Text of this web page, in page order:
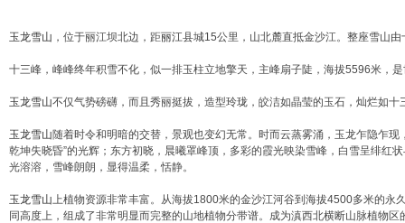
玉龙雪山 ，位于丽江坝北边，距丽江县城15公里，山北麓直抵金沙江。整座雪山
十三峰，峰峰终年积雪不化，似一排玉柱立地擎天，主峰扇子陡，海拔5596米，
玉龙雪山不仅气势磅礴，而且秀丽挺拔，造型玲珑，皎洁如晶莹的玉石，灿烂如
玉龙雪山随着时令和明暗的交替，景观也变幻无常。时而云蒸雾涌，玉龙乍隐乍
乾坤失晓昏”的光辉；东方初晓，晨曦罩峰顶，多彩的霞光映染雪峰，白雪呈绯红
光溶溶，雪峰朗朗，显得温柔，恬静。
玉龙雪山上植物资源非常丰富。从海拔1800米的金沙江河谷到海拔4500多米的永
同高度上，组成了非常明显而完整的山地植物分带谱。成为滇西北横断山脉植物区